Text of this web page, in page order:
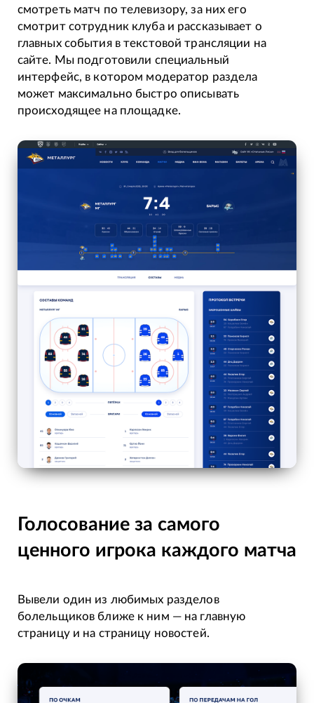
смотреть матч по телевизору, за них его
смотрит сотрудник клуба и рассказывает о
главных события в текстовой трансляции на
сайте. Мы подготовили специальный
интерфейс, в котором модератор раздела
может максимально быстро описывать
происходящее на площадке.
Голосование за самого
ценного игрока каждого матча
Вывели один из любимых разделов
болельщиков ближе к ним — на главную
страницу и на страницу новостей.